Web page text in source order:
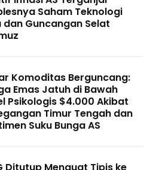
Saham Teknologi
dan Guncangan Selat
Komoditas Berguncang:
Emas Jatuh di Bawah
Psikologis $4.000 Akibat
Timur Tengah dan
Suku Bunga AS
Ditutup Menguat Tipis ke